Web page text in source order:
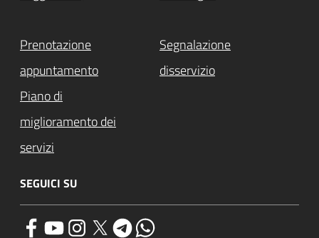
Prenotazione
appuntamento
Segnalazione
disservizio
Piano di
miglioramento dei
servizi
SEGUICI SU